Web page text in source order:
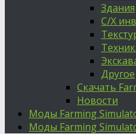
Здания
С/Х
Другое
Скачать
Новости
Моды Farming
Моды Farming